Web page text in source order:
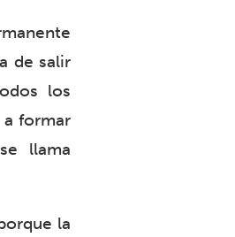
de salir
los
a formar
llama
la